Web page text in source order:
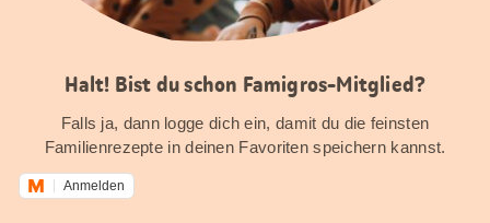
Halt! Bist du schon Famigros-Mitglied?
Falls ja, dann logge dich ein, damit du die feinsten
Familienrezepte in deinen Favoriten speichern kannst.
Anmelden